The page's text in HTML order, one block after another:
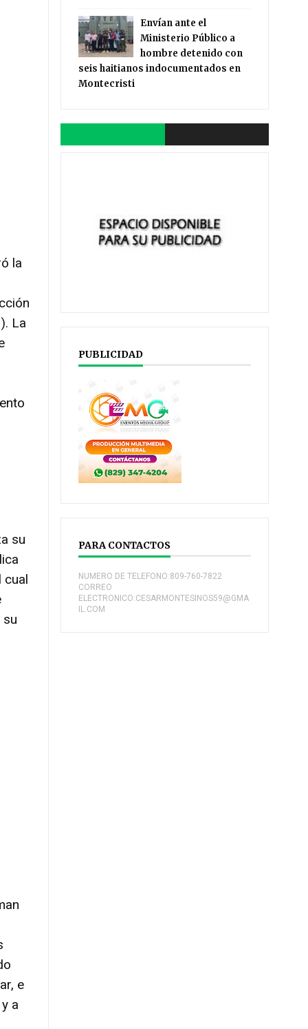
la
La
su
cual
su
e
a
Envían ante el
Ministerio Público a
hombre detenido con
seis haitianos indocumentados en
Montecristi
PUBLICIDAD
PARA CONTACTOS
NUMERO DE TELEFONO:809-760-7822
CORREO
ELECTRONICO:CESARMONTESINOS59@GMA
IL.COM